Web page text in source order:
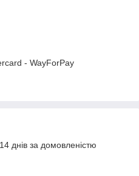
- WayForPay
днів за домовленістю